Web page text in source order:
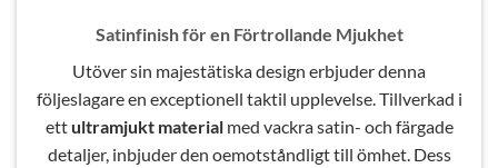
Satinfinish för en Förtrollande Mjukhet
Utöver sin majestätiska design erbjuder denna
följeslagare en exceptionell taktil upplevelse. Tillverkad i
ett ultramjukt materialmed vackra satin- och färgade
detaljer, inbjuder den oemotståndligt till ömhet. Dess